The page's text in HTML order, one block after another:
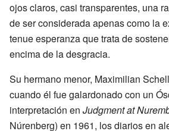
ojos claros, casi transparentes, una
de ser considerada apenas como la
tenue esperanza que trata de
encima de la desgracia.
Su hermano menor, Maximilian
cuando él fue galardonado con un
interpretación en Judgment at
Núrenberg) en 1961, los diarios en